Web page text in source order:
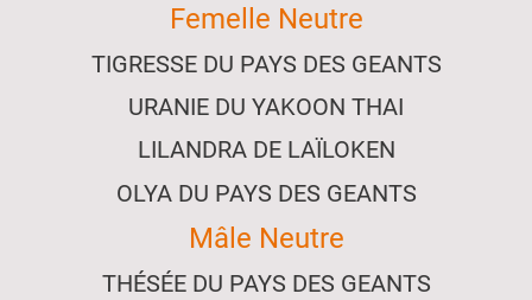
Femelle Neutre
TIGRESSE DU PAYS DES GEANTS
URANIE DU YAKOON THAI
LILANDRA DE LAÏLOKEN
OLYA DU PAYS DES GEANTS
Mâle Neutre
THÉSÉE DU PAYS DES GEANTS